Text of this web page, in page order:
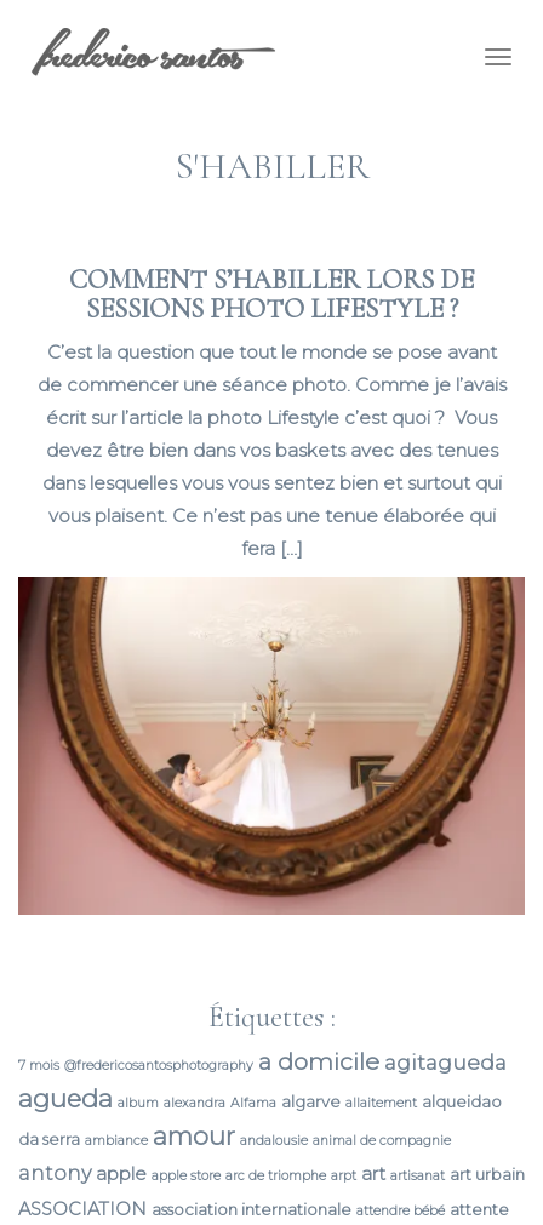
S'HABILLER
COMMENT S’HABILLER LORS DE
SESSIONS PHOTO LIFESTYLE ?
C’est la question que tout le monde se pose avant
de commencer une séance photo. Comme je l’avais
écrit sur l’article la photo Lifestyle c’est quoi ? Vous
devez être bien dans vos baskets avec des tenues
dans lesquelles vous vous sentez bien et surtout qui
vous plaisent. Ce n’est pas une tenue élaborée qui
fera […]
Étiquettes :
7 mois @fredericosantosphotography a domicile agitagueda
agueda album alexandra Alfama algarve allaitement alqueidao
da serra ambiance amour andalousie animal de compagnie
antony apple apple store arc de triomphe arpt art artisanat art urbain
ASSOCIATION association internationale attendre bébé attente